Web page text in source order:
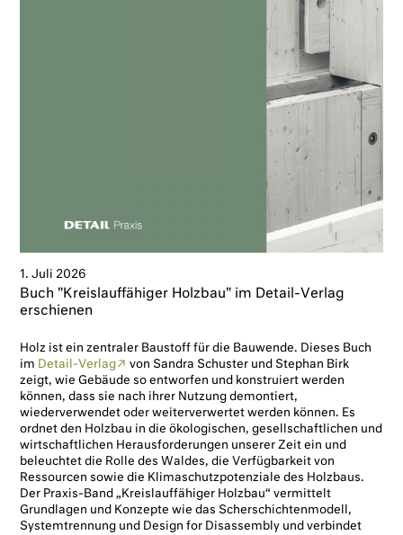
1. Juli 2026
Buch "Kreislauffähiger Holzbau" im Detail-Verlag
erschienen
Holz ist ein zentraler Baustoff für die Bauwende. Dieses Buch
im Detail-Verlag
von Sandra Schuster und Stephan Birk
zeigt, wie Gebäude so entworfen und konstruiert werden
können, dass sie nach ihrer Nutzung demontiert,
wiederverwendet oder weiterverwertet werden können. Es
ordnet den Holzbau in die ökologischen, gesellschaftlichen und
wirtschaftlichen Herausforderungen unserer Zeit ein und
beleuchtet die Rolle des Waldes, die Verfügbarkeit von
Ressourcen sowie die Klimaschutzpotenziale des Holzbaus.
Der Praxis-Band „Kreislauffähiger Holzbau“ vermittelt
Grundlagen und Konzepte wie das Scherschichtenmodell,
Systemtrennung und Design for Disassembly und verbindet